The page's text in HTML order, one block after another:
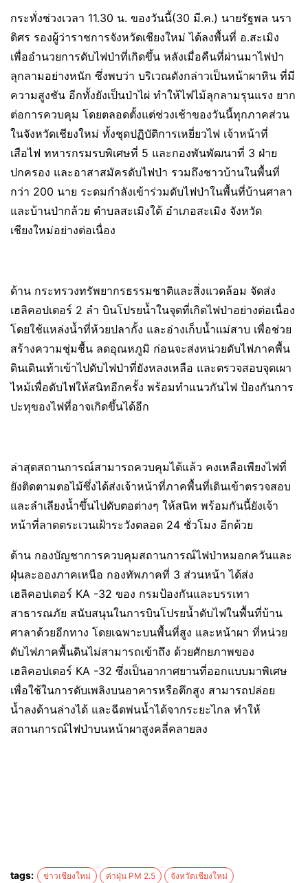
กระทั่งช่วงเวลา 11.30 น. ของวันนี้(30 มี.ค.) นายรัฐพล นรา
ดิศร รองผู้ว่าราชการจังหวัดเชียงใหม่ ได้ลงพื้นที่ อ.สะเมิง
เพื่ออำนวยการดับไฟป่าที่เกิดขึ้น หลังเมื่อคืนที่ผ่านมาไฟป่า
ลุกลามอย่างหนัก ซึ่งพบว่า บริเวณดังกล่าวเป็นหน้าผาหิน ที่มี
ความสูงชัน อีกทั้งยังเป็นป่าไผ่ ทำให้ไฟไม้ลุกลามรุนแรง ยาก
ต่อการควบคุม โดยตลอดตั้งแต่ช่วงเช้าของวันนี้ทุกภาคส่วน
ในจังหวัดเชียงใหม่ ทั้งชุดปฏิบัติการเหยี่ยวไฟ เจ้าหน้าที่
เสือไฟ ทหารกรมรบพิเศษที่ 5 และกองพันพัฒนาที่ 3 ฝ่าย
ปกครอง และอาสาสมัครดับไฟป่า รวมถึงชาวบ้านในพื้นที่
กว่า 200 นาย ระดมกำลังเข้าร่วมดับไฟป่าในพื้นที่บ้านศาลา
และบ้านป่ากล้วย ตำบลสะเมิงใต้ อำเภอสะเมิง จังหวัด
เชียงใหม่อย่างต่อเนื่อง
ด้าน กระทรวงทรัพยากรธรรมชาติและสิ่งแวดล้อม จัดส่ง
เฮลิคอปเตอร์ 2 ลำ บินโปรยน้ำในจุดที่เกิดไฟป่าอย่างต่อเนื่อง
โดยใช้แหล่งน้ำที่ห้วยปลากั้ง และอ่างเก็บน้ำแม่สาบ เพื่อช่วย
สร้างความชุ่มชื้น ลดอุณหภูมิ ก่อนจะส่งหน่วยดับไฟภาคพื้น
ดินเดินเท้าเข้าไปดับไฟป่าที่ยังหลงเหลือ และตรวจสอบจุดเผา
ไหม้เพื่อดับไฟให้สนิทอีกครั้ง พร้อมทำแนวกันไฟ ป้องกันการ
ปะทุของไฟที่อาจเกิดขึ้นได้อีก
ล่าสุดสถานการณ์สามารถควบคุมได้แล้ว คงเหลือเพียงไฟที่
ยังติดตามตอไม้ซึ่งได้ส่งเจ้าหน้าที่ภาคพื้นที่เดินเข้าตรวจสอบ
และลำเลียงน้ำขึ้นไปดับตอต่างๆ ให้สนิท พร้อมกันนี้ยังเจ้า
หน้าที่ลาดตระเวนเฝ้าระวังตลอด 24 ชั่วโมง อีกด้วย
ด้าน กองบัญชาการควบคุมสถานการณ์ไฟป่าหมอกควันและ
ฝุ่นละอองภาคเหนือ กองทัพภาคที่ 3 ส่วนหน้า ได้ส่ง
เฮลิคอปเตอร์ KA -32 ของ กรมป้องกันและบรรเทา
สาธารณภัย สนับสนุนในการบินโปรยน้ำดับไฟในพื้นที่บ้าน
ศาลาด้วยอีกทาง โดยเฉพาะบนพื้นที่สูง และหน้าผา ที่หน่วย
ดับไฟภาคพื้นดินไม่สามารถเข้าถึง ด้วยศักยภาพของ
เฮลิคอปเตอร์ KA -32 ซึ่งเป็นอากาศยานที่ออกแบบมาพิเศษ
เพื่อใช้ในการดับเพลิงบนอาคารหรือตึกสูง สามารถปล่อย
น้ำลงด้านล่างได้ และฉีดพ่นน้ำได้จากระยะไกล ทำให้
สถานการณ์ไฟป่าบนหน้าผาสูงคลี่คลายลง
tags: ข่าวเชียงใหม่ ค่าฝุ่น PM 2.5 จังหวัดเชียงใหม่